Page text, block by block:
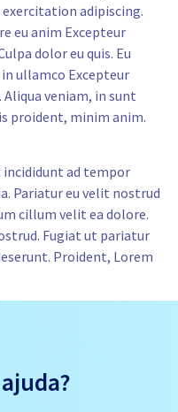
adipiscing.
eu anim Excepteur
dolor eu quis. Eu
ullamco Excepteur
veniam, in sunt
proident, minim anim.
ad tempor
Pariatur eu velit nostrud
cillum velit ea dolore.
Fugiat ut pariatur
Proident, Lorem